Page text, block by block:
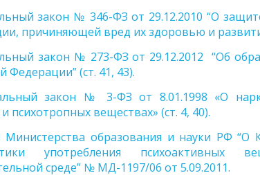
закон № 346-ФЗ от 29.12.2010 “О
причиняющей вред их здоровью и
закон № 273-ФЗ от 29.12.2012 “Об
Федерации” (ст. 41, 43).
закон № 3-ФЗ от 8.01.1998 «О
психотропных веществах» (ст. 4, 40).
Министерства образования и науки РФ “О
употребления психоактивных
среде” № МД-1197/06 от 5.09.2011.